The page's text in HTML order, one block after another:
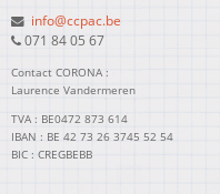
info@ccpac.be
071 84 05 67
Contact CORONA :
Laurence Vandermeren
TVA : BE0472 873 614
IBAN : BE 42 73 26 3745 52 54
BIC : CREGBEBB